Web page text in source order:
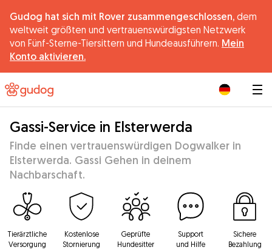
Gudog hat sich mit Rover zusammengeschlossen, dem
weltweit größten und vertrauenswürdigsten Netzwerk
von Fünf-Sterne-Tiersittern und Hundeausführern. Mein
Konto aktivieren.
Gassi-Service in Elsterwerda
Finde einen vertrauenswürdigen Dogwalker in
Elsterwerda. Gassi Gehen in deinem
Nachbarschaft.
Tierärztliche
Versorgung
Kostenlose
Stornierung
Geprüfte
Hundesitter
Support
und Hilfe
Sichere
Bezahlung